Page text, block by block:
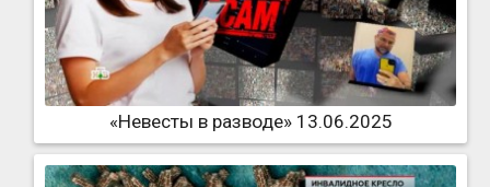
«Невесты в разводе» 13.06.2025